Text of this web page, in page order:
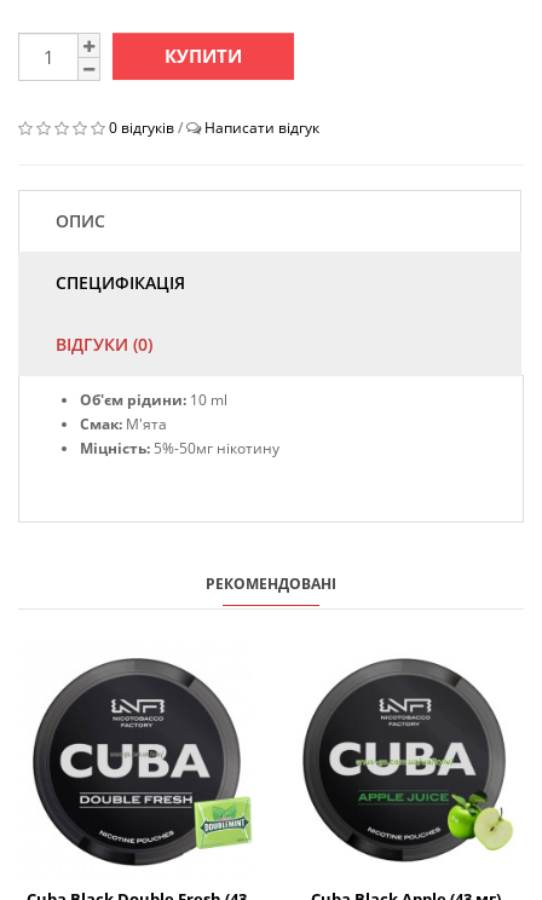
КУПИТИ
0 відгуків/ Написати відгук
ОПИС
СПЕЦИФІКАЦІЯ
ВІДГУКИ (0)
Об'єм рідини: 10 ml
Смак: М'ята
Міцність: 5%-50мг нікотину
РЕКОМЕНДОВАНІ